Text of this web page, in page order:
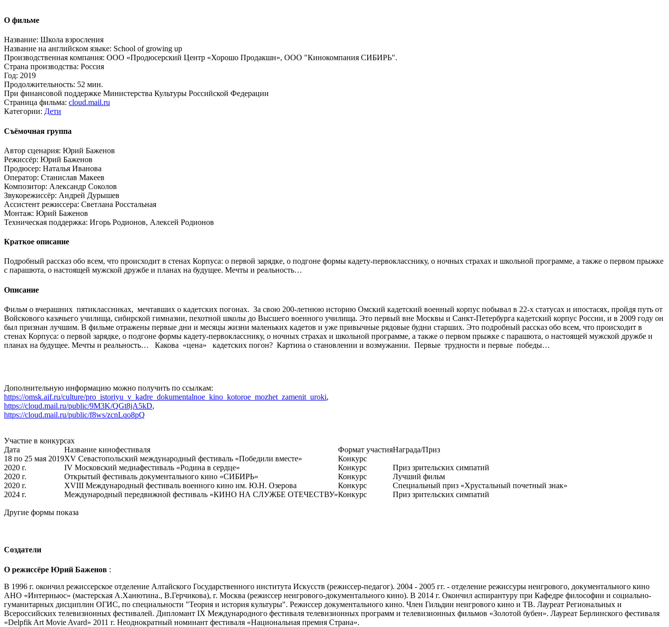
О фильме
Название: Школа взросления
Название на английском языке: School of growing up
Производственная компания: ООО «Продюсерский Центр «Хорошо Продакшн», ООО "Кинокомпания СИБИРЬ".
Страна производства: Россия
Год: 2019
Продолжительность: 52 мин.
При финансовой поддержке Министерства Культуры Российской Федерации
Страница фильма: cloud.mail.ru
Категории: Дети
Съёмочная группа
Автор сценария: Юрий Баженов
Режиссёр: Юрий Баженов
Продюсер: Наталья Иванова
Оператор: Станислав Макеев
Композитор: Александр Соколов
Звукорежиссёр: Андрей Дурышев
Ассистент режиссера: Светлана Росстальная
Монтаж: Юрий Баженов
Техническая поддержка: Игорь Родионов, Алексей Родионов
Краткое описание
Подробный рассказ обо всем, что происходит в стенах Корпуса: о первой зарядке, о подгоне формы кадету-первокласснику, о ночных страхах и школьной программе, а также о первом прыжке
с парашюта, о настоящей мужской дружбе и планах на будущее. Мечты и реальность…
Описание
Фильм о вчерашних пятиклассниках, мечтавших о кадетских погонах. За свою 200-летнюю историю Омский кадетский военный корпус побывал в 22-х статусах и ипостасях, пройдя путь от
Войскового казачьего училища, сибирской гимназии, пехотной школы до Высшего военного училища. Это первый вне Москвы и Санкт-Петербурга кадетский корпус России, и в 2009 году он
был признан лучшим. В фильме отражены первые дни и месяцы жизни маленьких кадетов и уже привычные рядовые будни старших. Это подробный рассказ обо всем, что происходит в
стенах Корпуса: о первой зарядке, о подгоне формы кадету-первокласснику, о ночных страхах и школьной программе, а также о первом прыжке с парашюта, о настоящей мужской дружбе и
планах на будущее. Мечты и реальность…
Какова «цена» кадетских погон? Картина о становлении и возмужании. Первые трудности и первые победы…
Дополнительную информацию можно получить по ссылкам:
https://omsk.aif.ru/culture/pro_istoriyu_v_kadre_dokumentalnoe_kino_kotoroe_mozhet_zamenit_uroki,
https://cloud.mail.ru/public/9M3K/QGt8jA5kD,
https://cloud.mail.ru/public/f8ws/zcnLqo8pQ
Участие в конкурсах
Дата
Название кинофестиваля Формат участияНаграда/Приз
18 по 25 мая 2019XV Севастопольский международный фестиваль «Победили вместе»
Конкурс
2020 г.
IV Московский медиафестиваль «Родина в сердце» Конкурс
Приз зрительских симпатий
2020 г.
Открытый фестиваль документального кино «СИБИРЬ» Конкурс
Лучший фильм
2020 г.
ХVIII Международный фестиваль военного кино им. Ю.Н. Озерова Конкурс
Специальный приз «Хрустальный почетный знак»
2024 г.
Международный передвижной фестиваль «КИНО НА СЛУЖБЕ ОТЕЧЕСТВУ»Конкурс Приз зрительских симпатий
Другие формы показа
Создатели
О режиссёре Юрий Баженов :
В 1996 г. окончил режиссерское отделение Алтайского Государственного института Искусств (режиссер-педагог). 2004 - 2005 гг. - отделение режиссуры неигрового, документального кино
АНО «Интерньюс» (мастерская А.Ханютина., В.Герчикова), г. Москва (режиссер неигрового-документального кино). В 2014 г. Окончил аспирантуру при Кафедре философии и социально-
гуманитарных дисциплин ОГИС, по специальности "Теория и история культуры". Режиссер документального кино. Член Гильдии неигрового кино и ТВ. Лауреат Региональных и
Всероссийских телевизионных фестивалей. Дипломант IX Международного фестиваля телевизионных программ и телевизионных фильмов «Золотой бубен». Лауреат Берлинского фестиваля
«Delpfik Art Movie Avard» 2011 г. Неоднократный номинант фестиваля «Национальная премия Страна».